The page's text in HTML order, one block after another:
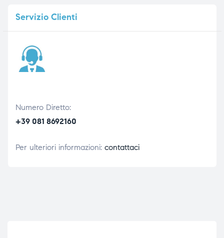
ServizioClienti
Numero Diretto:
+39 081 8692160
Per ulteriori informazioni: contattaci